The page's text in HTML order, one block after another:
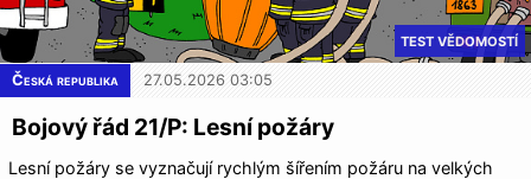
TEST VĚDOMOSTÍ
Česká republika 27.05.2026 03:05
Bojový řád 21/P: Lesní požáry
Lesní požáry se vyznačují rychlým šířením požáru na velkých